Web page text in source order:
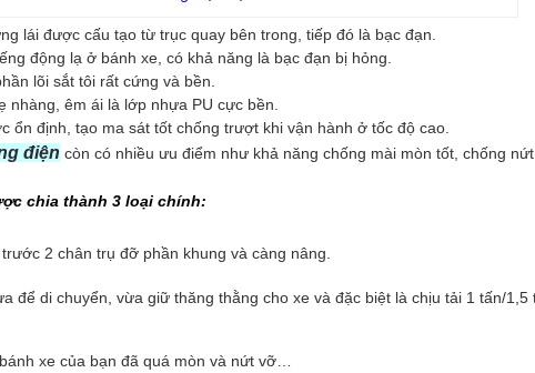
lái được cấu tạo từ trục quay bên trong, tiếp đó là bạc đạn.
động lạ ở bánh xe, có khả năng là bạc đạn bị hỏng.
lõi sắt tôi rất cứng và bền.
nhàng, êm ái là lớp nhựa PU cực bền.
ổn định, tạo ma sát tốt chống trượt khi vận hành ở tốc độ cao.
điện còn có nhiều ưu điểm như khả năng chống mài mòn tốt, chống
chia thành 3 loại chính:
2 chân trụ đỡ phần khung và càng nâng.
để di chuyển, vừa giữ thăng thằng cho xe và đặc biệt là chịu tải 1 tấn/1,5
xe của bạn đã quá mòn và nứt vỡ…